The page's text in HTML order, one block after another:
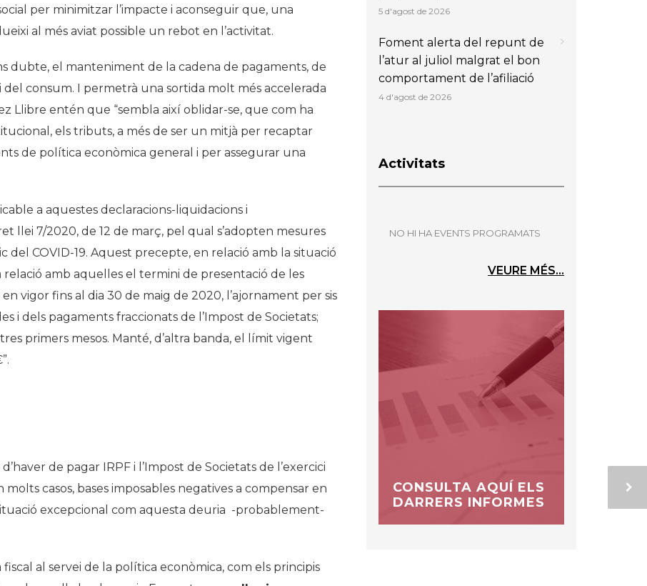
per minimitzar l’impacte i aconseguir que, una
al més aviat possible un rebot en l’activitat.
dubte, el manteniment de la cadena de pagaments, de
del consum. I permetrà una sortida molt més accelerada
Llibre entén que “sembla així oblidar-se, que com ha
els tributs, a més de ser un mitjà per recaptar
de política econòmica general i per assegurar una
a aquestes declaracions-liquidacions i
llei 7/2020, de 12 de març, pel qual s’adopten mesures
COVID-19. Aquest precepte, en relació amb la situació
relació amb aquelles el termini de presentació de les
vigor fins al dia 30 de maig de 2020, l’ajornament per sis
i dels pagaments fraccionats de l’Impost de Societats;
primers mesos. Manté, d’altra banda, el límit vigent
de pagar IRPF i l’Impost de Societats de l’exercici
casos, bases imposables negatives a compensar en
excepcional com aquesta deuria -probablement-
al servei de la política econòmica, com els principis
5 d'agost de 2026
Foment alerta del repunt de
l’atur al juliol malgrat el bon
comportament de l’afiliació
4 d'agost de 2026
Activitats
NO HI HA EVENTS PROGRAMATS
VEURE MÉS...
CONSULTA AQUÍ ELS
DARRERS INFORMES